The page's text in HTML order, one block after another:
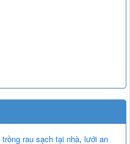
trồng rau sạch tại nhà, lưới an